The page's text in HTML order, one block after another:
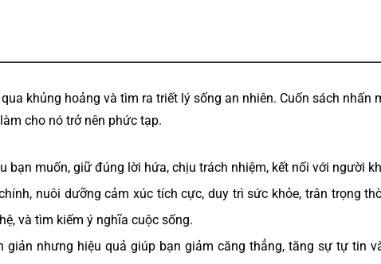
khủng hoảng và tìm ra triết lý sống an nhiên. Cuốn sách nhấn
cho nó trở nên phức tạp.
bạn muốn, giữ đúng lời hứa, chịu trách nhiệm, kết nối với người
nuôi dưỡng cảm xúc tích cực, duy trì sức khỏe, trân trọng
và tìm kiếm ý nghĩa cuộc sống.
giản nhưng hiệu quả giúp bạn giảm căng thẳng, tăng sự tự tin